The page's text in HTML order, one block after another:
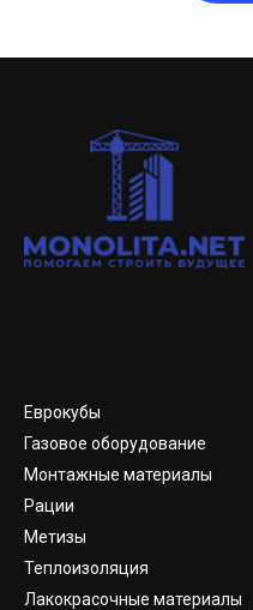
Еврокубы
Газовое оборудование
Монтажные материалы
Рации
Метизы
Теплоизоляция
Лакокрасочные материалы